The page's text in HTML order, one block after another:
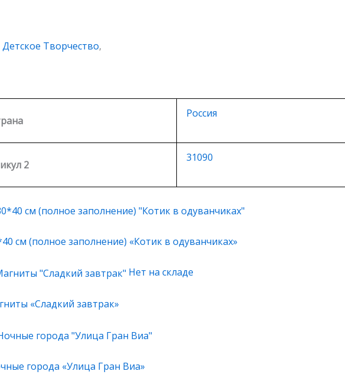
Детское Творчество,
Россия
2
31090
см (полное заполнение) «Котик в одуванчиках»
Нет на складе
«Сладкий завтрак»
города «Улица Гран Виа»